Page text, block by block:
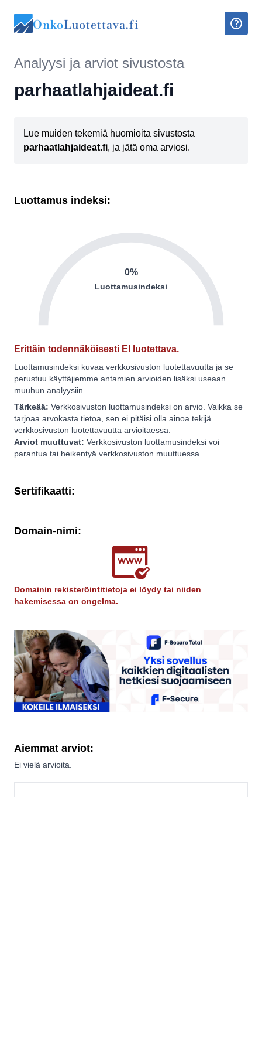
OnkoLuotettava.fi
Analyysi ja arviot sivustosta
parhaatlahjaideat.fi
Lue muiden tekemiä huomioita sivustosta
parhaatlahjaideat.fi, ja jätä oma arviosi.
Luottamus indeksi:
0%
Luottamusindeksi
Erittäin todennäköisesti EI luotettava.
Luottamusindeksi kuvaa verkkosivuston luotettavuutta ja se
perustuu käyttäjiemme antamien arvioiden lisäksi useaan
muuhun analyysiin.
Tärkeää: Verkkosivuston luottamusindeksi on arvio. Vaikka se
tarjoaa arvokasta tietoa, sen ei pitäisi olla ainoa tekijä
verkkosivuston luotettavuutta arvioitaessa.
Arviot muuttuvat: Verkkosivuston luottamusindeksi voi
parantua tai heikentyä verkkosivuston muuttuessa.
Sertifikaatti:
Domain-nimi:
Domainin rekisteröintitietoja ei löydy tai niiden
hakemisessa on ongelma.
Aiemmat arviot:
Ei vielä arvioita.